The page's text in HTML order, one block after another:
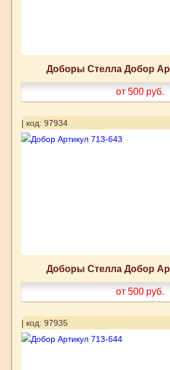
Доборы Стелла Добор
от 500 руб.
| код: 97934
Доборы Стелла Добор
от 500 руб.
| код: 97935